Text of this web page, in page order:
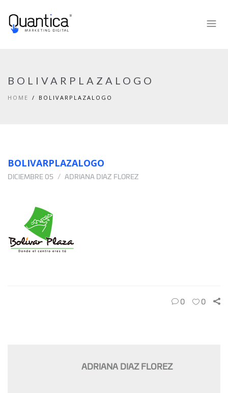
BOLIVARPLAZALOGO
HOME BOLIVARPLAZALOGO
BOLIVARPLAZALOGO
DICIEMBRE 05 ADRIANA DIAZ FLOREZ
0 0
ADRIANA DIAZ FLOREZ